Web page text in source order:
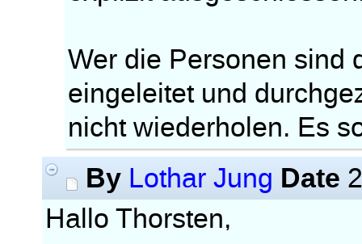
Wer die Personen sind
eingeleitet und
nicht wiederholen. Es
By Lothar Jung Date
Hallo Thorsten,